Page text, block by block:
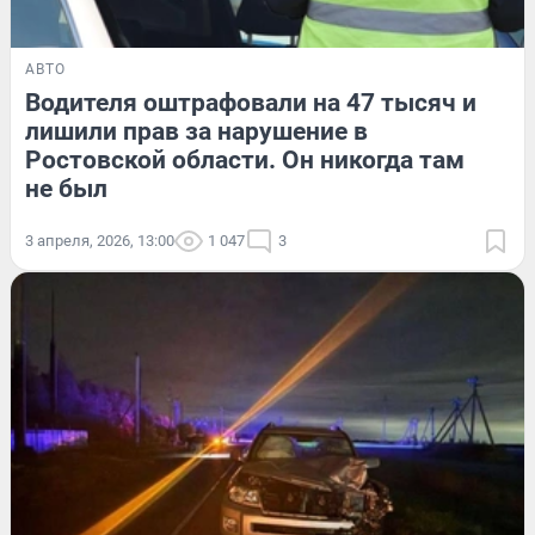
АВТО
Водителя оштрафовали на 47 тысяч и
лишили прав за нарушение в
Ростовской области. Он никогда там
не был
3 апреля, 2026, 13:00 1 047 3